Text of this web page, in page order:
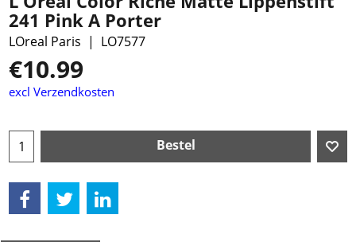
241 Pink A Porter
LOreal Paris LO7577
€10.99
excl Verzendkosten
Bestel